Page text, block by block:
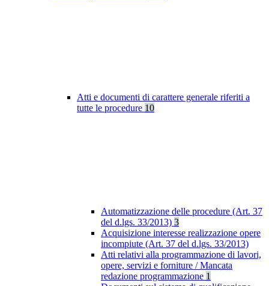
Atti e documenti di carattere generale riferiti a
tutte le procedure 10
Automatizzazione delle procedure (Art. 37
del d.lgs. 33/2013) 3
Acquisizione interesse realizzazione opere
incompiute (Art. 37 del d.lgs. 33/2013)
Atti relativi alla programmazione di lavori,
opere, servizi e forniture / Mancata
redazione programmazione 1